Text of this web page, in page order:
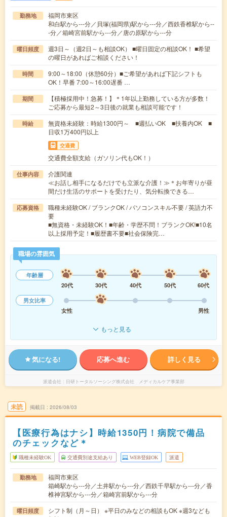
勤務地
福岡市東区
和白駅から---分／貝塚(福岡県)駅から---分／西鉄香椎駅から--
-分／箱崎宮前駅から---分／唐の原駅から---分
曜日頻度
週3日～（週2日～も相談OK） ■曜日固定の相談OK！ ■希望
の曜日があればご相談ください！
時間
9:00～18:00（休憩60分）■ご希望があれば下記シフトも
OK！早番 7:00～16:00遅番 …
期間
【積極採用中！急募！】＊1年以上勤務している方が多数！
ご応募から最短2～3日後の就業も相談可能です！
時給
無資格未経験：時給1300円～ ■週払いOK ■扶養内OK ■
日収1万400円以上
交通費
交通費全額支給（ガソリン代もOK！）
仕事内容
介護関連
≪お話し相手になるだけでも立派な介護！≫＊お年寄りが昼
間だけ生活のサポートを受けたり、気分転換できる…
応募資格
職種未経験OK / ブランクOK / パソコンスキル不要 / 英語力不
要
■無資格・未経験OK！■年齢・学歴不問！ブランクOK!■10名
以上採用予定！■履歴書不要■社会保険完…
職場の雰囲気
年齢層
20代
30代 40代 50代
60代
男女比率
女性
男性
もっと見る
気になる! 応募へ進む 詳しく見る
派遣会社 日研トータルソーシング株式会社 メディカルケア事業部
未読 掲載日 2026/08/03
【医療行為はナシ】時給1350円！病院で備品
のチェックなど＊
職種未経験OK 交通費別途支給あり WEB登録OK 派遣
勤務地
福岡市東区
箱崎駅から---分／土井駅から---分／西鉄千早駅から---分／香
椎神宮駅から---分／箱崎宮前駅から---分
曜日頻度
シフト制（月～日） ※平日のみなどの相談もOK ※週3なども